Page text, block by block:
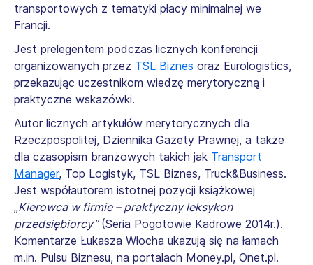
transportowych z tematyki płacy minimalnej we
Francji.
Jest prelegentem podczas licznych konferencji
organizowanych przez TSL Biznes oraz Eurologistics,
przekazując uczestnikom wiedzę merytoryczną i
praktyczne wskazówki.
Autor licznych artykułów merytorycznych dla
Rzeczpospolitej, Dziennika Gazety Prawnej, a także
dla czasopism branżowych takich jak Transport
Manager, Top Logistyk, TSL Biznes, Truck&Business.
Jest współautorem istotnej pozycji książkowej
Kierowca w firmie – praktyczny leksykon
przedsiębiorcy”(Seria Pogotowie Kadrowe 2014r.).
Komentarze Łukasza Włocha ukazują się na łamach
m.in. Pulsu Biznesu, na portalach Money.pl, Onet.pl.